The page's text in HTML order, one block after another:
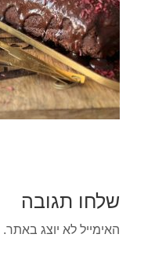
שלחו תגובה
האימייל לא יוצג באתר.